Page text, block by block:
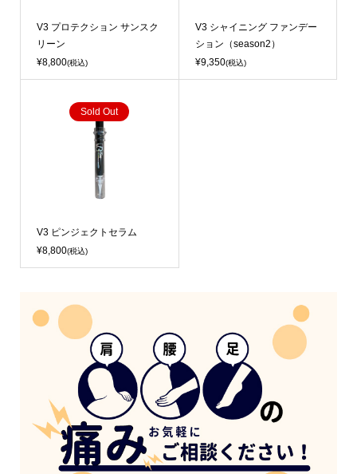
V3 プロテクション サンスク
リーン
¥8,800(税込)
V3 シャイニング ファンデー
ション（season2）
¥9,350(税込)
Sold Out
V3 ピンジェクトセラム
¥8,800(税込)